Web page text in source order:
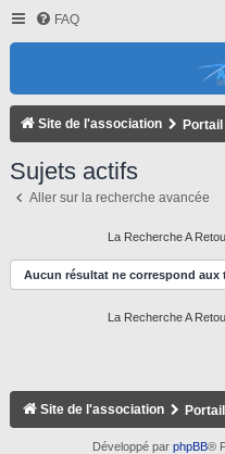
FAQ
Site de l'association Portail
Sujets actifs
Aller sur la recherche avancée
La Recherche A
Aucun résultat ne correspond aux
La Recherche A
Site de l'association Portail
Développé par phpBB®